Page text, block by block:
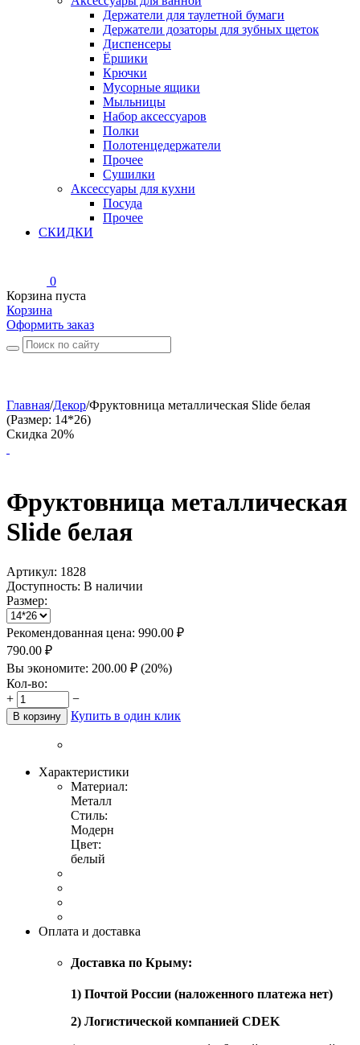
Держатели для таулетной бумаги
Держатели дозаторы для зубных щеток
Диспенсеры
Ёршики
Крючки
Мусорные ящики
Мыльницы
Набор аксессуаров
Полки
Полотенцедержатели
Прочее
Сушилки
Аксессуары для кухни
Посуда
Прочее
СКИДКИ
0
Корзина пуста
Корзина
Оформить заказ
Главная/Декор/Фруктовница металлическая Slide белая
(Размер: 14*26)
Скидка 20%
Фруктовница металлическая
Slide белая
Артикул: 1828
Доступность: В наличии
Размер:
Рекомендованная цена: 990.00 ₽
790.00 ₽
Вы экономите: 200.00 ₽ (20%)
Кол-во:
+
−
В корзину Купить в один клик
Характеристики
Материал:
Металл
Стиль:
Модерн
Цвет:
белый
Оплата и доставка
Доставка по Крыму:
1) Почтой России (наложенного платежа нет)
2) Логистической компанией CDEK